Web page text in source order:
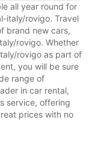
all year round for
italy/rovigo. Travel
brand new cars,
rovigo. Whether
rovigo as part of
you will be sure
range of
in car rental,
service, offering
prices with no